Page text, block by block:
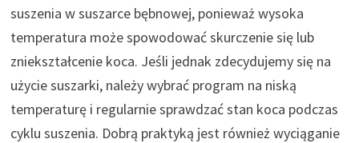
suszenia w suszarce bębnowej, ponieważ wysoka
temperatura może spowodować skurczenie się lub
zniekształcenie koca. Jeśli jednak zdecydujemy się na
użycie suszarki, należy wybrać program na niską
temperaturę i regularnie sprawdzać stan koca podczas
cyklu suszenia. Dobrą praktyką jest również wyciąganie